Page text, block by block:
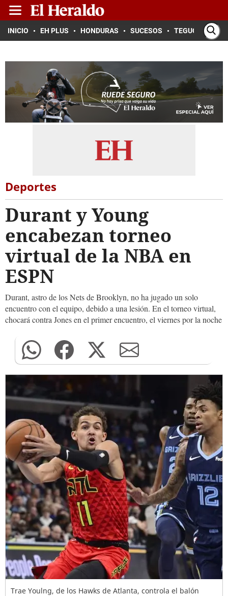
INICIO EH PLUS HONDURAS SUCESOS TEGUCIGALPA
Deportes
Durant y Young
encabezan torneo
virtual de la NBA en
ESPN
Durant, astro de los Nets de Brooklyn, no ha jugado un solo
encuentro con el equipo, debido a una lesión. En el torneo virtual,
chocará contra Jones en el primer encuentro, el viernes por la noche
Trae Youlng, de los Hawks de Atlanta, controla el balón